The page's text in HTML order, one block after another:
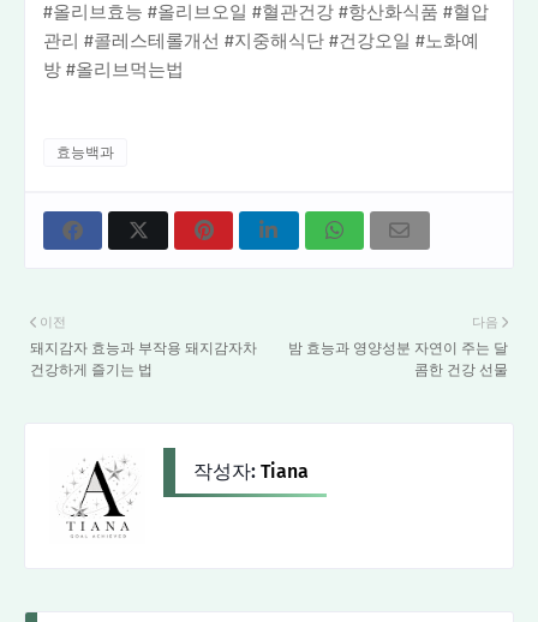
#올리브효능 #올리브오일 #혈관건강 #항산화식품 #혈압
관리 #콜레스테롤개선 #지중해식단 #건강오일 #노화예
방 #올리브먹는법
효능백과
다음
밤 효능과 영양성분 자연이 주는 달
콤한 건강 선물
이전
돼지감자 효능과 부작용 돼지감자차
건강하게 즐기는 법
작성자: Tiana